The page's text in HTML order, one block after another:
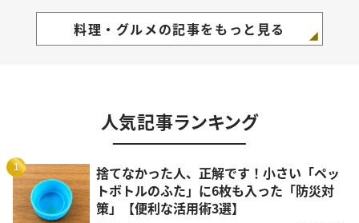
料理・グルメの記事をもっと見る
人気記事ランキング
1
捨てなかった人、正解です！小さい「ペッ
トボトルのふた」に6枚も入った「防災対
策」【便利な活用術3選】